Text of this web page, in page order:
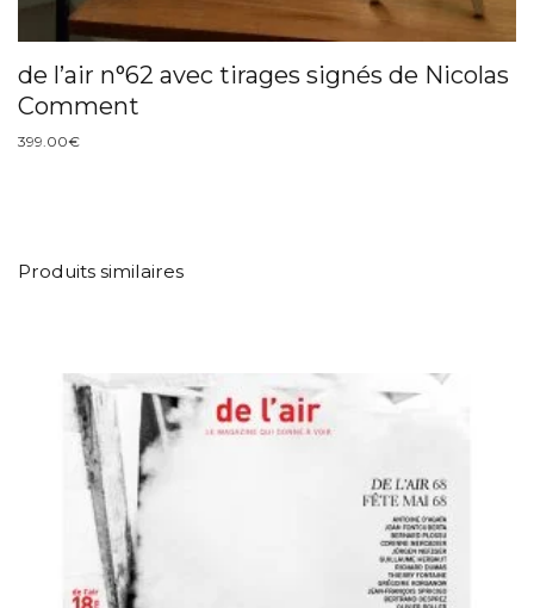
de l’air n°62 avec tirages signés de Nicolas
Comment
399.00€
Produits similaires